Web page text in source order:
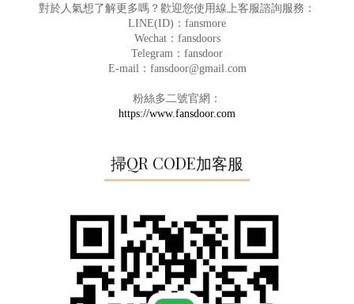
對於人氣想了解更多嗎？歡迎您使用線上客服諮詢服務：
LINE(ID)：fansmore
Wechat：fansdoors
Telegram：fansdoor
E-mail：fansdoor@gmail.com
粉絲多二號官網：
https://www.fansdoor.com
掃QR CODE加客服